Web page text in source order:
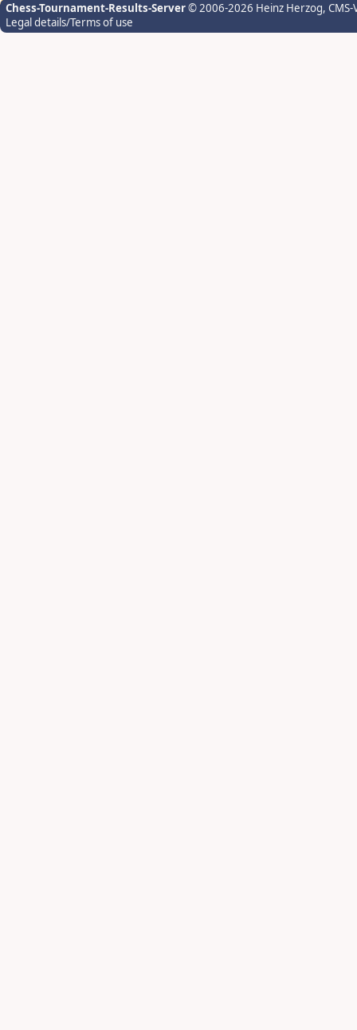
Chess-Tournament-Results-Server© 2006-2026 Heinz Herzog,
Legal details/Terms of use